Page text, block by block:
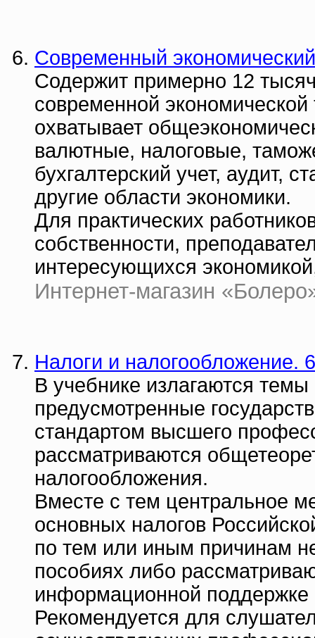
Современный
Содержит примерно 12
современной
охватывает
валютные, налоговые,
бухгалтерский учет, аудит,
другие области экономики.
Для практических
собственности,
интересующихся
Интернет-магазин
Налоги и налогообложение.
В учебнике излагаются
предусмотренные
стандартом высшего
рассматриваются
налогообложения.
Вместе с тем центральное
основных налогов
по тем или иным причинам
пособиях либо
информационной
Рекомендуется для